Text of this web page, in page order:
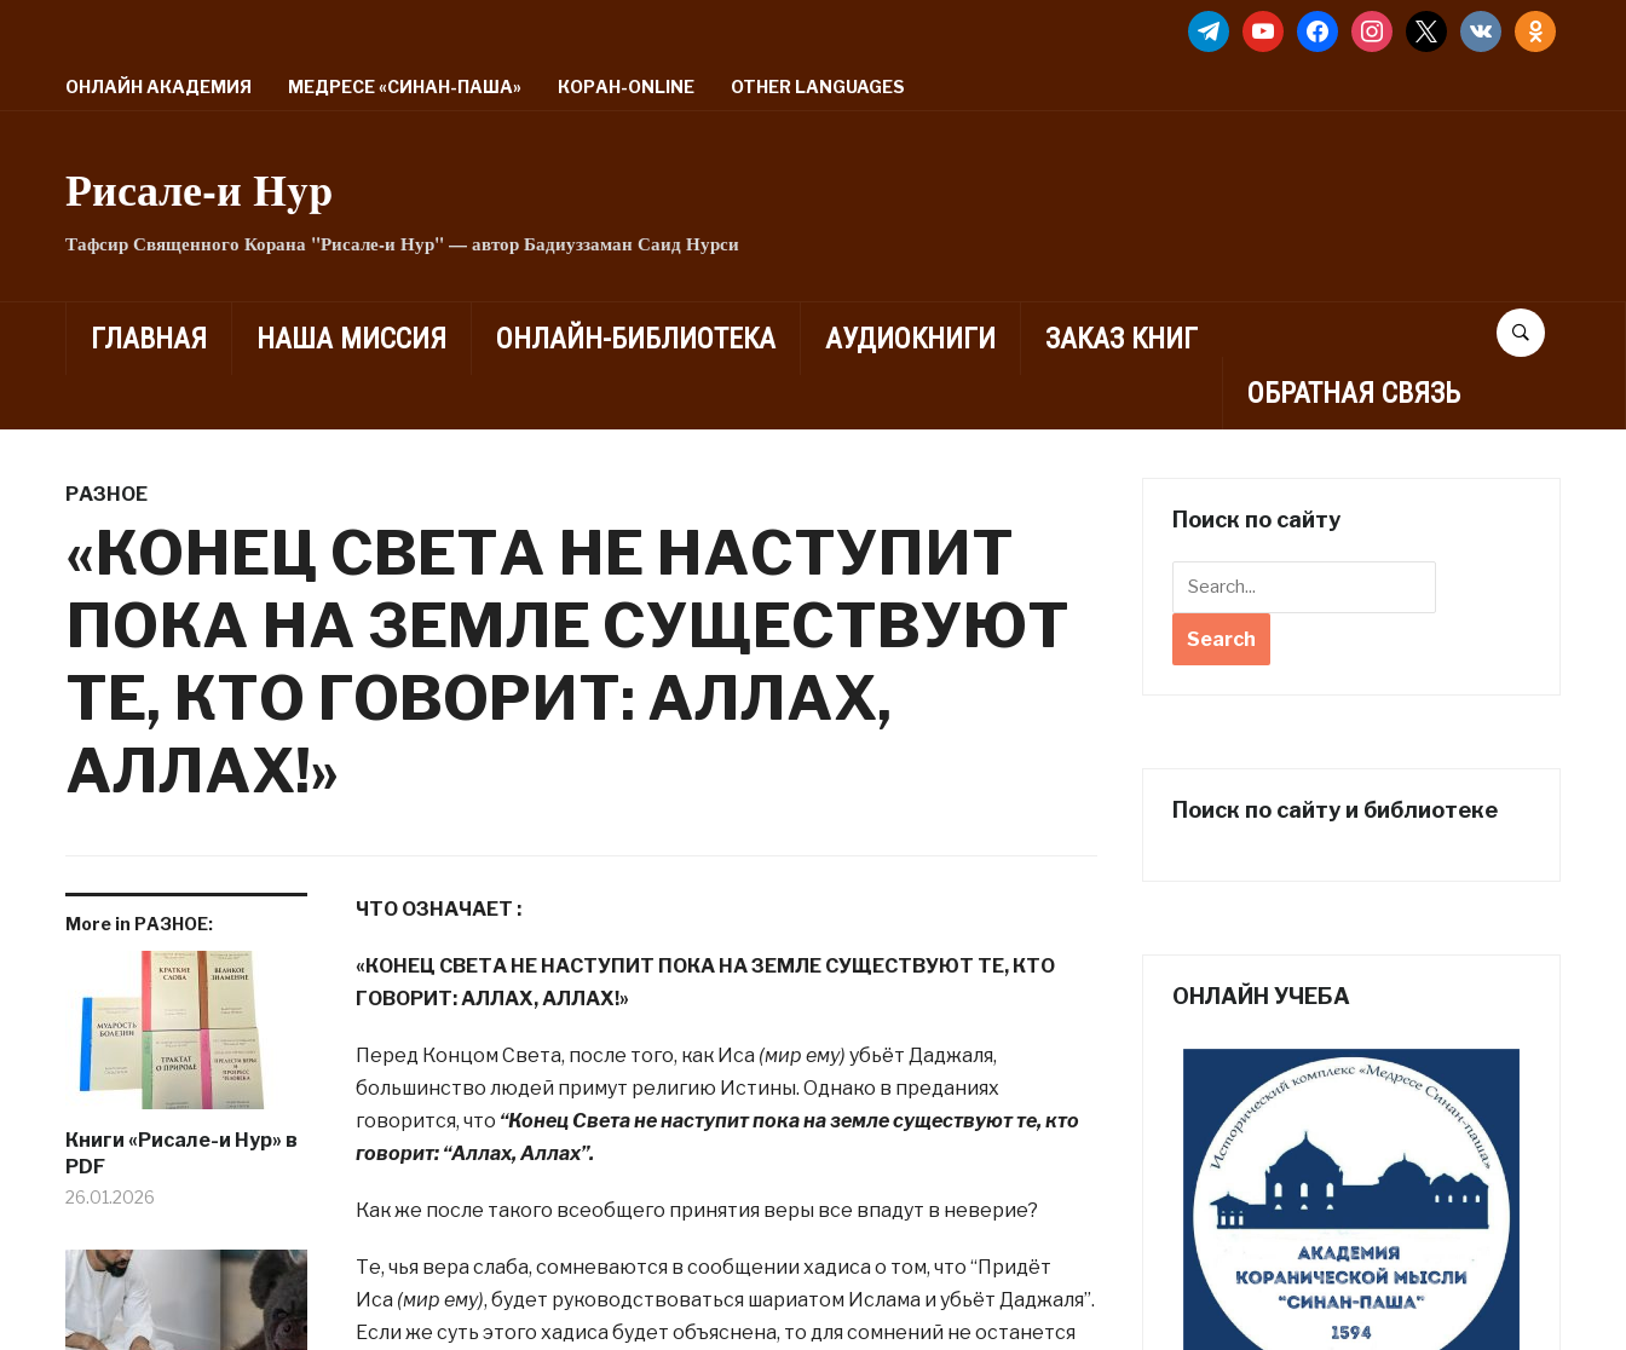
TELEGRAMYOUTUBEFACEBOOKINSTAGRAM
X VKONTAKTE
ОНЛАЙН АКАДЕМИЯ МЕДРЕСЕ «СИНАН-ПАША» КОРАН-ONLINE OTHER LANGUAGES
Рисале-и Hyp
Тафсир Священного Корана "Рисале-и Нур" — автор Бадиуззаман Саид Нурси
ГЛАВНАЯ НАША МИССИЯ ОНЛАЙН-БИБЛИОТЕКА АУДИОКНИГИ
ЗАКАЗ КНИГ
ОБРАТНАЯ СВЯЗЬ
РАЗНОЕ
«КОНЕЦ СВЕТА НЕ НАСТУПИТ
ПОКА НА ЗЕМЛЕ СУЩЕСТВУЮТ
ТЕ, КТО ГОВОРИТ: АЛЛАХ,
АЛЛАХ!»
More in РАЗНОЕ:
Книги «Рисале-и Нур» в
PDF
26.01.2026
ЧТО ОЗНАЧАЕТ :
«КОНЕЦ СВЕТА НЕ НАСТУПИТ ПОКА НА ЗЕМЛЕ СУЩЕСТВУЮТ ТЕ, КТО
ГОВОРИТ: АЛЛАХ, АЛЛАХ!»
Перед Концом Света, после того, как Иса (мир ему) убьёт Даджаля,
большинство людей примут религию Истины. Однако в преданиях
говорится, что “Конец Света не наступит пока на земле существуют те, кто
говорит: “Аллах, Аллах”.
Как же после такого всеобщего принятия веры все впадут в неверие?
Те, чья вера слаба, сомневаются в сообщении хадиса о том, что “Придёт
Иса (мир ему), будет руководствоваться шариатом Ислама и убьёт Даджаля”.
Если же суть этого хадиса будет объяснена, то для сомнений не останется
Поиск по сайту
Поиск по сайту и библиотеке
ОНЛАЙН УЧЕБА